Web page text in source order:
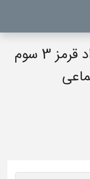
نمونه سوال دوره‌ای مداد قرمز 3 سوم